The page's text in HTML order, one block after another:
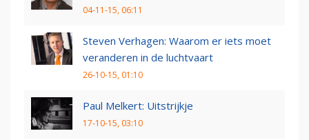
04-11-15, 06:11
Steven Verhagen: Waarom er iets moet
veranderen in de luchtvaart
26-10-15, 01:10
Paul Melkert: Uitstrijkje
17-10-15, 03:10